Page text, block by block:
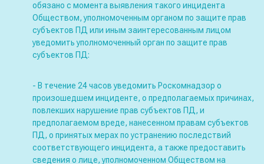
обязано с момента выявления такого инцидента
Обществом, уполномоченным органом по защите прав
субъектов ПД или иным заинтересованным лицом
уведомить уполномоченный орган по защите прав
субъектов ПД:
- В течение 24 часов уведомить Роскомнадзор о
произошедшем инциденте, о предполагаемых причинах,
повлекших нарушение прав субъектов ПД, и
предполагаемом вреде, нанесенном правам субъектов
ПД, о принятых мерах по устранению последствий
соответствующего инцидента, а также предоставить
сведения о лице, уполномоченном Обществом на